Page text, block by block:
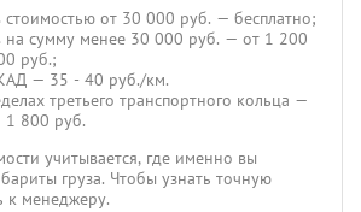
стоимостью от 30 000 руб. — бесплатно;
на сумму менее 30 000 руб. — от 1 200
руб.;
— 35 - 40 руб./км.
третьего транспортного кольца —
1 800 руб.
учитывается, где именно вы
груза. Чтобы узнать точную
к менеджеру.